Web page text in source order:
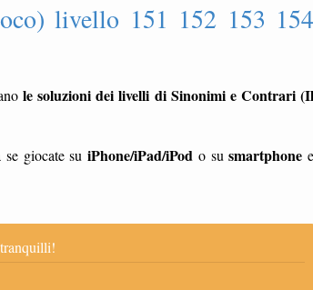
livello 151 152 153 154
le soluzioni dei livelli di Sinonimi e Contrari (Il
se giocate suiPhone/iPad/iPod o susmartphone e